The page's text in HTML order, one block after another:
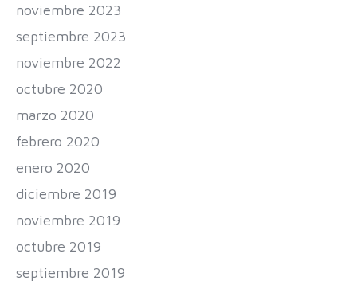
noviembre 2023
septiembre 2023
noviembre 2022
octubre 2020
marzo 2020
febrero 2020
enero 2020
diciembre 2019
noviembre 2019
octubre 2019
septiembre 2019